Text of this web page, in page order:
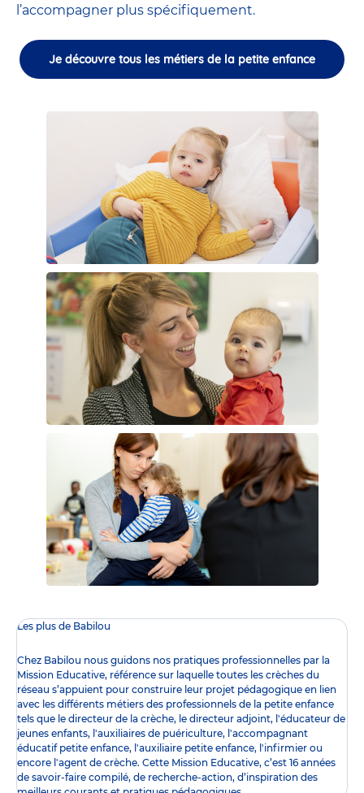
l’accompagner plus spécifiquement.
Je découvre tous les métiers de la petite enfance
Les plus de Babilou
Chez Babilou nous guidons nos pratiques professionnelles par la
Mission Educative, référence sur laquelle toutes les crèches du
réseau s’appuient pour construire leur projet pédagogique en lien
avec les différents métiers des professionnels de la petite enfance
tels que le directeur de la crèche, le directeur adjoint, l'éducateur de
jeunes enfants, l'auxiliaires de puériculture, l'accompagnant
éducatif petite enfance, l'auxiliaire petite enfance, l'infirmier ou
encore l 'agent de crèche. Cette Mission Educative, c’est 16 années
de savoir-faire compilé, de recherche-action, d’inspiration des